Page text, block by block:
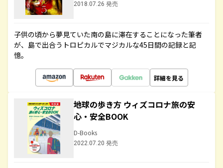
2018.07.26 発売
子供の頃から夢見ていた南の島に滞在することになった筆者
が、島で出合うトロピカルでマジカルな45日間の記録と記
憶。
詳細を見る
地球の歩き方 ウィズコロナ旅の安
心・安全BOOK
D-Books
2022.07.20 発売